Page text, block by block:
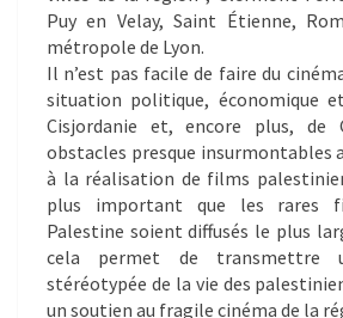
Puy en Velay, Saint Étienne,
métropole de Lyon.
Il n’est pas facile de faire du
situation politique, économique
Cisjordanie et, encore plus, de
obstacles presque insurmontables
à la réalisation de films
plus important que les rares
Palestine soient diffusés le plus
cela permet de transmettre
stéréotypée de la vie des
un soutien au fragile cinéma de la